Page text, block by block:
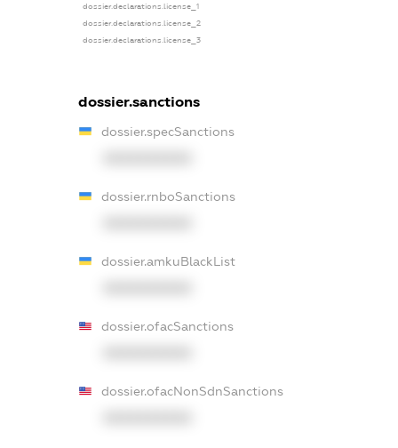
dossier.declarations.license_1
dossier.declarations.license_2
dossier.declarations.license_3
dossier.sanctions
dossier.specSanctions
dossier.rnboSanctions
dossier.amkuBlackList
dossier.ofacSanctions
dossier.ofacNonSdnSanctions